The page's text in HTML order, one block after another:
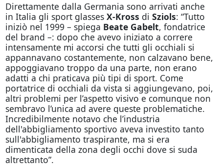
Direttamente dalla Germania sono arrivati anche
in Italia gli sport glasses X-Kross di Sziols: “Tutto
iniziò nel 1999 – spiega Beate Gabelt, fondatrice
del brand –: dopo che avevo iniziato a correre
intensamente mi accorsi che tutti gli occhiali si
appannavano costantemente, non calzavano bene,
appoggiavano troppo da una parte, non erano
adatti a chi praticava più tipi di sport. Come
portatrice di occhiali da vista si aggiungevano, poi,
altri problemi per l’aspetto visivo e comunque non
sembravo l’unica ad avere queste problematiche.
Incredibilmente notavo che l’industria
dell'abbigliamento sportivo aveva investito tanto
sull'abbigliamento traspirante, ma si era
dimenticata della zona degli occhi dove si suda
altrettanto”.